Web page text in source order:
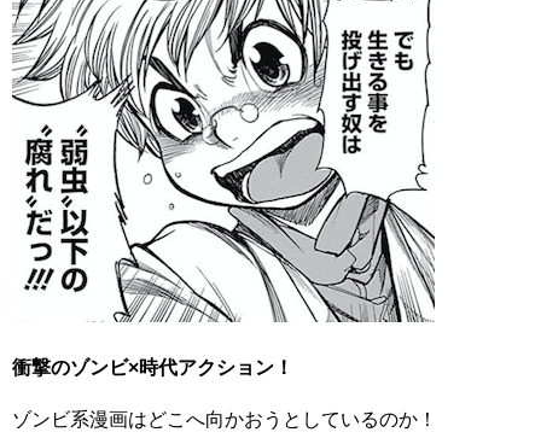
衝撃のゾンビ×時代アクション！
ゾンビ系漫画はどこへ向かおうとしているのか！